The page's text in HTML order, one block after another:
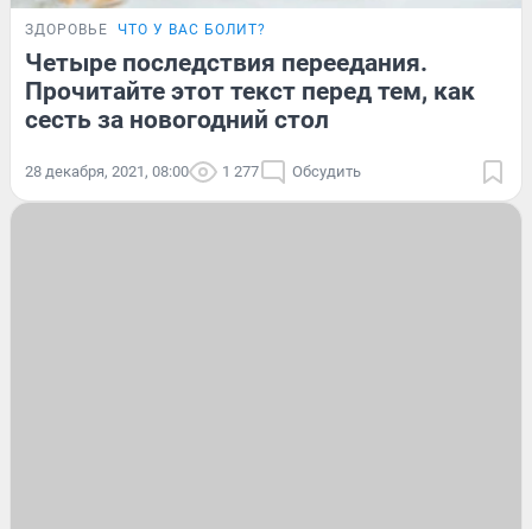
ЗДОРОВЬЕ ЧТО У ВАС БОЛИТ?
Четыре последствия переедания.
Прочитайте этот текст перед тем, как
сесть за новогодний стол
28 декабря, 2021, 08:00 1 277 Обсудить